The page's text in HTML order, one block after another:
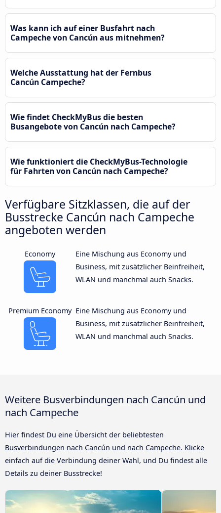
Was kann ich auf einer Busfahrt nach
Campeche von Cancún aus mitnehmen?
Welche Ausstattung hat der Fernbus
Cancún Campeche?
Wie findet CheckMyBus die besten
Busangebote von Cancún nach Campeche?
Wie funktioniert die CheckMyBus-Technologie
für Fahrten von Cancún nach Campeche?
Verfügbare Sitzklassen, die auf der
Busstrecke Cancún nach Campeche
angeboten werden
Economy
Eine Mischung aus Economy und
Business, mit zusätzlicher Beinfreiheit,
WLAN und manchmal auch Snacks.
Premium Economy Eine Mischung aus Economy und
Business, mit zusätzlicher Beinfreiheit,
WLAN und manchmal auch Snacks.
Weitere Busverbindungen nach Cancún und
nach Campeche
Hier findest Du eine Übersicht der beliebtesten
Busverbindungen nach Cancún und nach Campeche. Klicke
einfach auf die Verbindung deiner Wahl, und Du findest alle
Details zu deiner Busstrecke!